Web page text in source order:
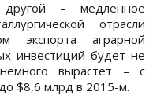
– медленное
отрасли
экспорта аграрной
инвестиций будет не
вырастет – с
$8,6 млрд в 2015-м.